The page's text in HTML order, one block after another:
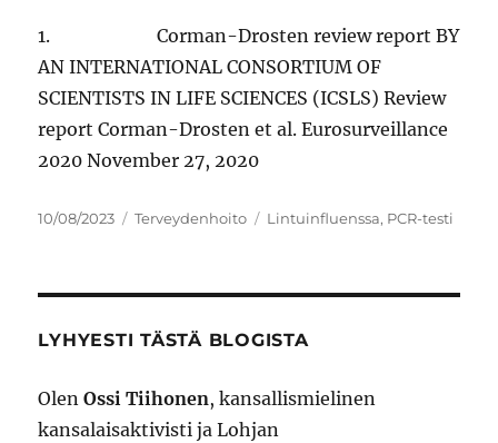
1. Corman-Drosten review report BY
AN INTERNATIONAL CONSORTIUM OF
SCIENTISTS IN LIFE SCIENCES (ICSLS) Review
report Corman-Drosten et al. Eurosurveillance
2020 November 27, 2020
Julkaistu
10/08/2023 Kategoriat
Terveydenhoito Avainsanat
Lintuinfluenssa, PCR-testi
LYHYESTI TÄSTÄ BLOGISTA
OlenOssi Tiihonen, kansallismielinen
kansalaisaktivisti ja Lohjan